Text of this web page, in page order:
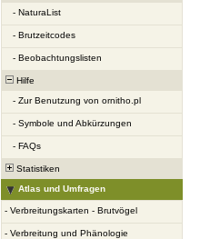
- NaturaList
- Brutzeitcodes
- Beobachtungslisten
Hilfe
- Zur Benutzung von ornitho.pl
- Symbole und Abkürzungen
- FAQs
Statistiken
Atlas und Umfragen
- Verbreitungskarten - Brutvögel
- Verbreitung und Phänologie